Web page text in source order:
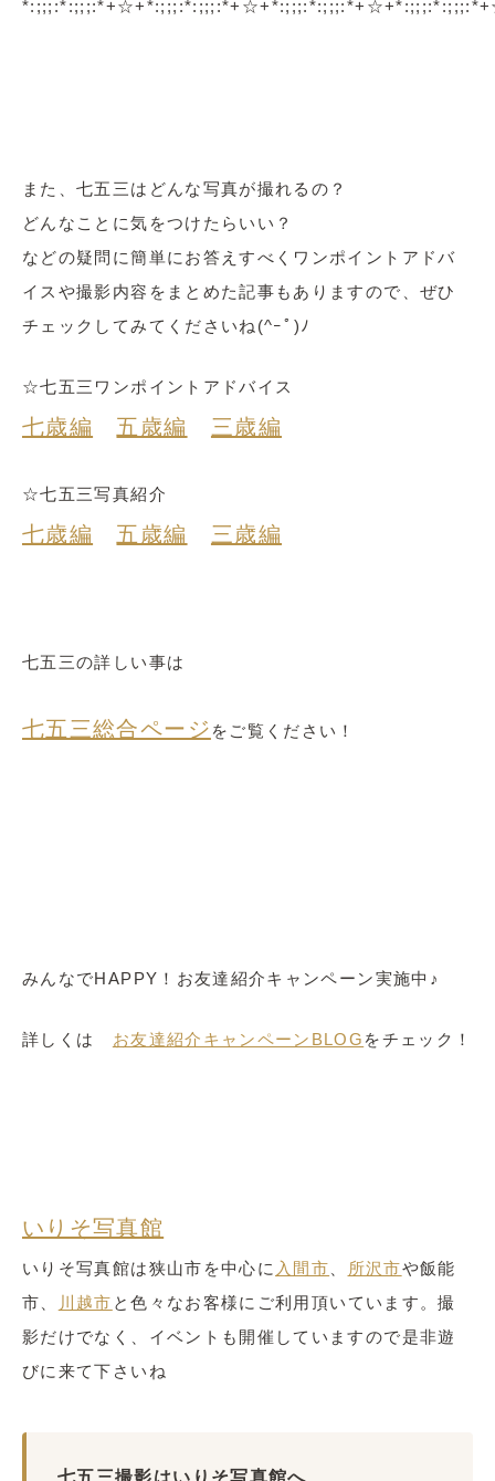
また、七五三はどんな写真が撮れるの？
どんなことに気をつけたらいい？
などの疑問に簡単にお答えすべくワンポイントアドバ
イスや撮影内容をまとめた記事もありますので、ぜひ
チェックしてみてくださいね(^ｰﾟ)ﾉ
☆七五三ワンポイントアドバイス
七歳編 五歳編 三歳編
☆七五三写真紹介
七歳編 五歳編 三歳編
七五三の詳しい事は
七五三総合ページ をご覧ください！
みんなでHAPPY！お友達紹介キャンペーン実施中♪
詳しくは お友達紹介キャンペーンBLOG をチェック！
いりそ写真館
いりそ写真館は狭山市を中心に 入間市 所沢市や飯能
市、
川越市 と色々なお客様にご利用頂いています。撮
影だけでなく、イベントも開催していますので是非遊
びに来て下さいね
七五三撮影はいりそ写真館へ